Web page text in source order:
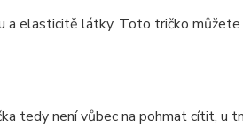
a elasticitě látky. Toto tričko můžete
tedy není vůbec na pohmat cítit, u